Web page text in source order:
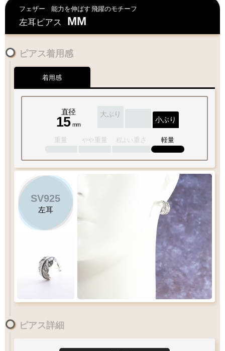
フェザー 能力を伸ばす 飛躍のモチーフ
左耳ピアス MM
ピアス着用感
着用感
直径
15 mm
大ぶり
小ぶり
やや 程よい 重さ 軽量
SV925
左耳
ピアス詳細